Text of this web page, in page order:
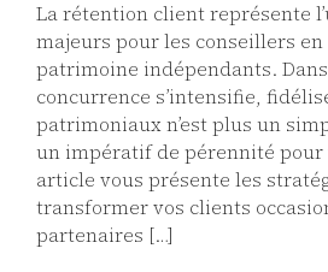
La rétention client représente
majeurs pour les conseillers en
patrimoine indépendants.
concurrence s’intensifie,
patrimoniaux n’est plus un
un impératif de pérennité
article vous présente les
transformer vos clients
partenaires […]